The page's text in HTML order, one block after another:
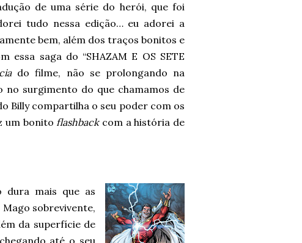
de uma série do herói, que foi
tudo nessa edição… eu adorei a
bem, além dos traços bonitos e
saga do “SHAZAM E OS SETE
do filme, não se prolongando na
no surgimento do que chamamos de
Billy compartilha o seu poder com os
um bonito flashbackcom a história de
dura mais que as
sobrevivente,
da superfície de
até o seu